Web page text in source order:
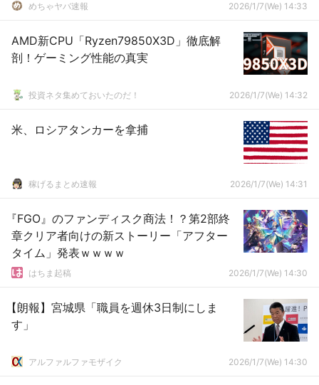
めちゃヤバ速報 2026/1/7(We) 14:33
AMD新CPU「Ryzen79850X3D」徹底解
剖！ゲーミング性能の真実
投資ネタ集めておいたのだ！ 2026/1/7(We) 14:32
米、ロシアタンカーを拿捕
稼げるまとめ速報 2026/1/7(We) 14:31
『FGO』のファンディスク商法！？第2部終
章クリア者向けの新ストーリー「アフター
タイム」発表ｗｗｗｗ
はちま起稿 2026/1/7(We) 14:30
【朗報】宮城県「職員を週休3日制にしま
す」
アルファルファモザイク 2026/1/7(We) 14:30